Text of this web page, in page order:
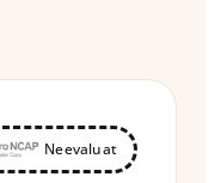
Neevaluat